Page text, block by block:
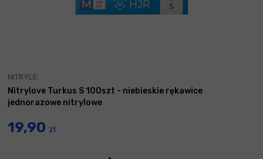
NITRYLE
Nitrylove Turkus S 100szt - niebieskie rękawice
jednorazowe nitrylowe
19,90 zł